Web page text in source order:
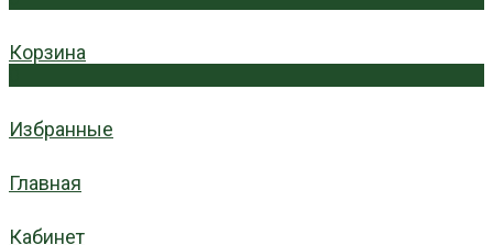
Корзина
Избранные
Главная
Кабинет